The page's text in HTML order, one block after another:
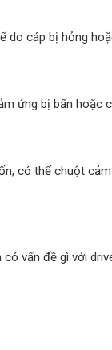
cáp bị hỏng
ứng bị bẩn hoặc
có thể chuột
vấn đề gì với